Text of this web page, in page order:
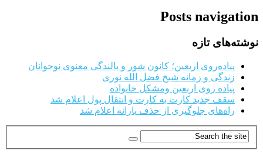
Posts navigation
نوشته‌های تازه
پیاده‌روی اربعین؛ کانون شور و بالندگی معنوی نوجوانان
زندگی و زمانه شیخ فضل الله نوری
پیاده روی اربعین ومشکل خانواده
سقف جدید کارت به کارت و انتقال پول اعلام شد
راه‌های جلوگیری از حذف یارانه اعلام شد